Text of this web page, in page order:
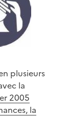
plusieurs
la
2005
la